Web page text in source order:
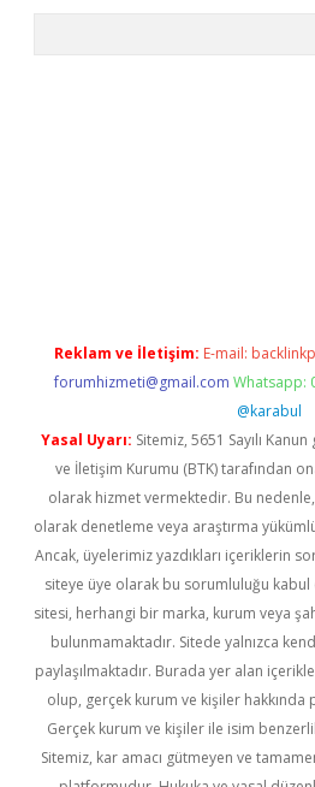
Reklam ve İletişim: E-mail:
forumhizmeti@gmail.com Whatsapp:
@karabul
Yasal Uyarı: Sitemiz, 5651 Sayılı
ve İletişim Kurumu (BTK) tarafından
olarak hizmet vermektedir. Bu
olarak denetleme veya araştırma
Ancak, üyelerimiz yazdıkları içeriklerin
siteye üye olarak bu sorumluluğu kabul
sitesi, herhangi bir marka, kurum veya
bulunmamaktadır. Sitede yalnızca
paylaşılmaktadır. Burada yer alan
olup, gerçek kurum ve kişiler hakkında
Gerçek kurum ve kişiler ile isim
Sitemiz, kar amacı gütmeyen ve